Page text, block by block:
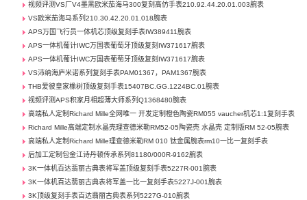
视频评测VS厂V4墨黑欧米茄海马300复刻高仿手表210.92.44.20.01.003腕表
VS欧米茄海马系列210.30.42.20.01.018腕表
APS万国飞行员一体机芯顶级复刻手表IW389411腕表
APS一体机葡计IWC万国表葡萄牙顶级复刻IW371617腕表
APS一体机葡计IWC万国表葡萄牙顶级复刻IW371617腕表
VS沛纳海庐米诺系列复刻手表PAM01367，PAM1367腕表
THB爱彼皇家橡树顶级复刻手表15407BC.GG.1224BC.01腕表
视频评测APS积家月相超薄大师系列Q1368480腕表
高端私人定制Richard Mille全网唯一 开发定制橙色陶瓷RM055 vaucher机芯1:1复刻手表
Richard Mille高端定制水晶壳理查德米勒RM52-05陶瓷壳 水晶壳 定制版RM 52-05腕表
高端私人定制Richard Mille理查德米勒RM 010 钛金属腕表rm10一比一复刻手表
后加工定制包金江诗丹顿传承系列81180/000R-9162腕表
3K一体机百达翡丽古典表将军盖顶级复刻手表5227R-001腕表
3K一体机百达翡丽古典表将军盖一比一复刻手表5227J-001腕表
3K顶级复刻手表百达翡丽古典表系列5227G-010腕表